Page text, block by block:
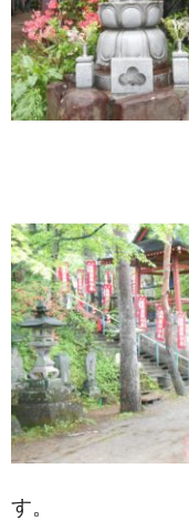
スイーツ
文具
スイーツ
文具
洋菓子
クッキー
サブレ
クランチ
す。